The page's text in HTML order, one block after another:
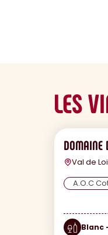
LES
DOMAINE
Val de
A.O.C
Blanc